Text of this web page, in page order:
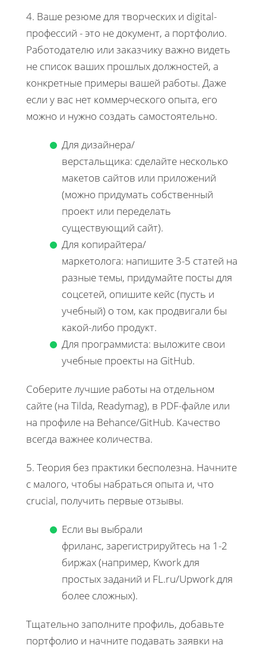
4. Ваше резюме для творческих и digital-
профессий - это не документ, а портфолио.
Работодателю или заказчику важно видеть
не список ваших прошлых должностей, а
конкретные примеры вашей работы. Даже
если у вас нет коммерческого опыта, его
можно и нужно создать самостоятельно.
Для дизайнера/
верстальщика: сделайте несколько
макетов сайтов или приложений
(можно придумать собственный
проект или переделать
существующий сайт).
Для копирайтера/
маркетолога: напишите 3-5 статей на
разные темы, придумайте посты для
соцсетей, опишите кейс (пусть и
учебный) о том, как продвигали бы
какой-либо продукт.
Для программиста: выложите свои
учебные проекты на GitHub.
Соберите лучшие работы на отдельном
сайте (на Tilda, Readymag), в PDF-файле или
на профиле на Behance/GitHub. Качество
всегда важнее количества.
5. Теория без практики бесполезна. Начните
с малого, чтобы набраться опыта и, что
crucial, получить первые отзывы.
Если вы выбрали
фриланс, зарегистрируйтесь на 1-2
биржах (например, Kwork для
простых заданий и FL.ru/Upwork для
более сложных).
Тщательно заполните профиль, добавьте
портфолио и начните подавать заявки на